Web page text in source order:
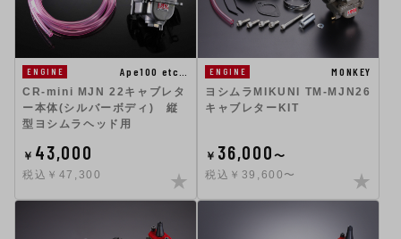
ENGINE
Ape100 etc…
CR-mini MJN 22キャブレタ
ー本体(シルバーボディ) 縦
型ヨシムラヘッド用
￥ 43,000
税込￥47,300
ENGINE
MONKEY
ヨシムラMIKUNI TM-MJN26
キャブレターKIT
￥ 36,000〜
税込￥39,600〜